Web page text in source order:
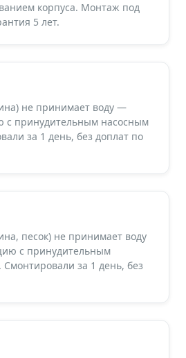
корпуса. Монтаж под
5 лет.
не принимает воду —
с принудительным насосным
за 1 день, без доплат по
песок) не принимает воду
с принудительным
за 1 день, без